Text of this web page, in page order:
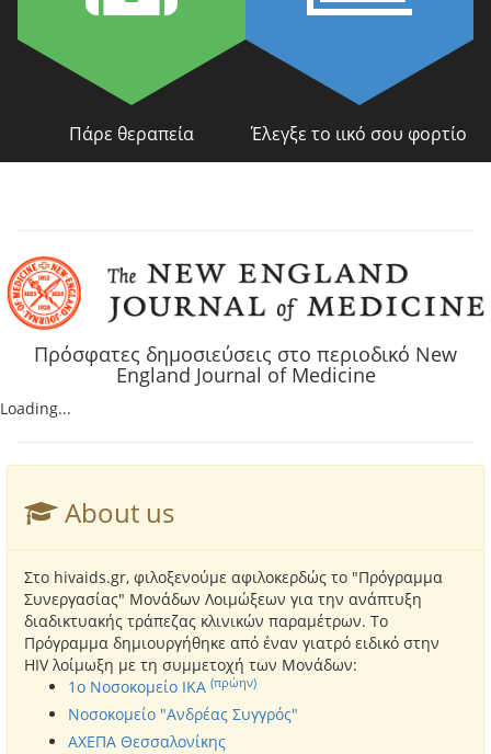
Πάρε θεραπεία Έλεγξε το ιικό σου φορτίο
Πρόσφατες δημοσιεύσεις στο περιοδικό New
England Journal of Medicine
Loading...
About us
Στο hivaids.gr, φιλοξενούμε αφιλοκερδώς το "Πρόγραμμα
Συνεργασίας" Μονάδων Λοιμώξεων για την ανάπτυξη
διαδικτυακής τράπεζας κλινικών παραμέτρων. Το
Πρόγραμμα δημιουργήθηκε από έναν γιατρό ειδικό στην
HIV λοίμωξη με τη συμμετοχή των Μονάδων:
1o Νοσοκομείο ΙΚΑ (πρώην)
Νοσοκομείο "Ανδρέας Συγγρός"
ΑΧΕΠΑ Θεσσαλονίκης